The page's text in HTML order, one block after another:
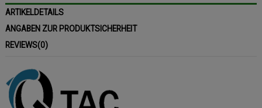
ARTIKELDETAILS
ANGABEN ZUR PRODUKTSICHERHEIT
REVIEWS(0)